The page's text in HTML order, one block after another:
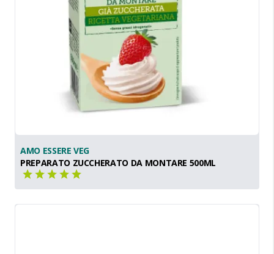
AMO ESSERE VEG
PREPARATO ZUCCHERATO DA MONTARE 500ML